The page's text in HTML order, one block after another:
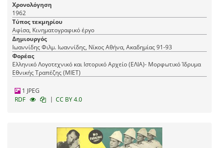
Χρονολόγηση
1962
Τύπος τεκμηρίου
Αφίσα, Κινηματογραφικό έργο
Δημιουργός
Ιωαννίδης Φιλμ. Ιωαννίδης, Νίκος Αθήνα, Ακαδημίας 91-93
Φορέας
Ελληνικό Λογοτεχνικό και Ιστορικό Αρχείο (ΕΛΙΑ)- Μορφωτικό Ίδρυμα
Εθνικής Τραπέζης (ΜΙΕΤ)
1 JPEG
RDF
| CC BY 4.0